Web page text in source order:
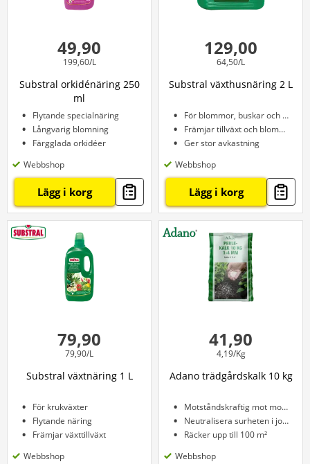
49,90
199,60/L
Substral orkidénäring 250
ml
Flytande specialnäring
Långvarig blomning
Färgglada orkidéer
Webbshop
Lägg i korg
129,00
64,50/L
Substral växthusnäring 2 L
För blommor, buskar och träd
Främjar tillväxt och blomning
Ger stor avkastning
Webbshop
Lägg i korg
79,90
79,90/L
Substral växtnäring 1 L
För krukväxter
Flytande näring
Främjar växttillväxt
Webbshop
41,90
4,19/Kg
Adano trädgårdskalk 10 kg
Motståndskraftig mot mossa
Neutralisera surheten i jorden
Räcker upp till 100 m²
Webbshop